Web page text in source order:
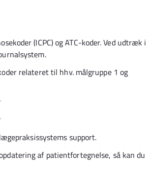
(ICPC) og ATC-koder. Ved udtræk i
relateret til hhv. målgruppe 1 og
support.
af patientfortegnelse, så kan du